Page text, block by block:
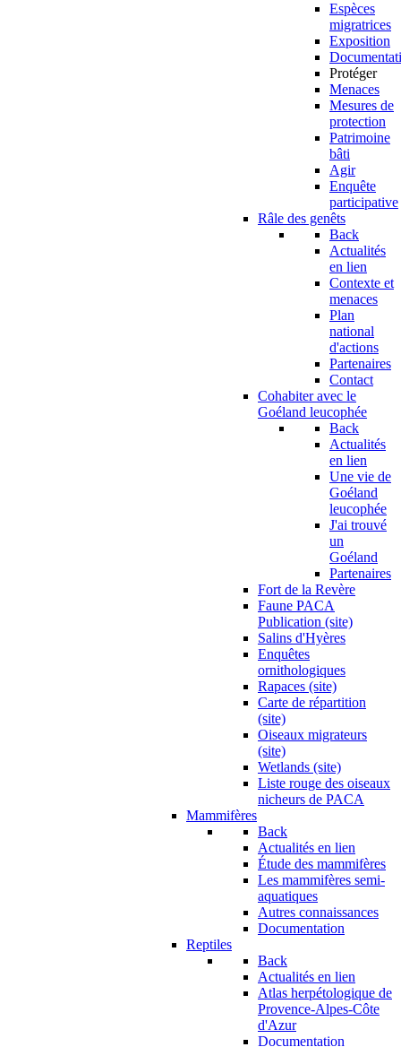
Espèces
migratrices
Exposition
Protéger
Menaces
Mesures de
protection
Patrimoine
bâti
Agir
Enquête
participative
Râle des genêts
Back
Actualités
en lien
Contexte et
menaces
Plan
national
d'actions
Partenaires
Contact
Cohabiter avec le
Goéland leucophée
Back
Actualités
en lien
Une vie de
Goéland
leucophée
J'ai trouvé
un
Goéland
Partenaires
Fort de la Revère
Faune PACA
Publication (site)
Salins d'Hyères
Enquêtes
ornithologiques
Rapaces (site)
Carte de répartition
(site)
Oiseaux migrateurs
(site)
Wetlands (site)
Liste rouge des oiseaux
nicheurs de PACA
Mammifères
Back
Actualités en lien
Étude des mammifères
Les mammifères semi-
aquatiques
Autres connaissances
Documentation
Reptiles
Back
Actualités en lien
Atlas herpétologique de
Provence-Alpes-Côte
d'Azur
Documentation